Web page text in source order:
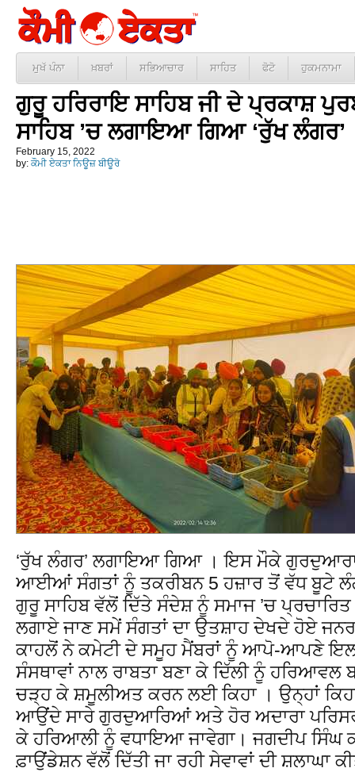
ਮੁਖੱ ਪੰਨਾ ਖ਼ਬਰਾਂ ਸਭਿਆਚਾਰ ਸਾਹਿਤ ਫੋਟੋ ਹੁਕਮਨਾਮਾ
ਗੁਰੂ ਹਰਿਰਾਇ ਸਾਹਿਬ ਜੀ ਦੇ ਪ੍ਰਕਾਸ਼
ਸਾਹਿਬ ’ਚ ਲਗਾਇਆ ਗਿਆ ‘ਰੁੱਖ ਲੰਗਰ’
February 15, 2022
by: ਕੌਮੀ ਏਕਤਾ ਨਿਊਜ਼ ਬੀਊਰੋ
‘ਰੁੱਖ ਲੰਗਰ’ ਲਗਾਇਆ ਗਿਆ । ਇਸ ਮੌਕੇ ਗੁਰਦੁਆਰਾ
ਆਈਆਂ ਸੰਗਤਾਂ ਨੂੰ ਤਕਰੀਬਨ 5 ਹਜ਼ਾਰ ਤੋਂ ਵੱਧ ਬੂਟੇ
ਗੁਰੂ ਸਾਹਿਬ ਵੱਲੋਂ ਦਿੱਤੇ ਸੰਦੇਸ਼ ਨੂੰ ਸਮਾਜ ’ਚ ਪ੍ਰਚਾਰਿਤ
ਲਗਾਏ ਜਾਣ ਸਮੇਂ ਸੰਗਤਾਂ ਦਾ ਉਤਸ਼ਾਹ ਦੇਖਦੇ ਹੋਏ
ਕਾਹਲੋਂ ਨੇ ਕਮੇਟੀ ਦੇ ਸਮੂਹ ਮੈਂਬਰਾਂ ਨੂੰ ਆਪੋ-ਆਪਣੇ
ਸੰਸਥਾਵਾਂ ਨਾਲ ਰਾਬਤਾ ਬਣਾ ਕੇ ਦਿੱਲੀ ਨੂੰ ਹਰਿਆਵਲ
ਚੜ੍ਹ ਕੇ ਸ਼ਮੂਲੀਅਤ ਕਰਨ ਲਈ ਕਿਹਾ । ਉਨ੍ਹਾਂ
ਆਉਂਦੇ ਸਾਰੇ ਗੁਰਦੁਆਰਿਆਂ ਅਤੇ ਹੋਰ ਅਦਾਰਾ
ਕੇ ਹਰਿਆਲੀ ਨੂੰ ਵਧਾਇਆ ਜਾਵੇਗਾ। ਜਗਦੀਪ
ਫ਼ਾਉਂਡੇਸ਼ਨ ਵੱਲੋਂ ਦਿੱਤੀ ਜਾ ਰਹੀ ਸੇਵਾਵਾਂ ਦੀ ਸ਼ਲਾਘਾ